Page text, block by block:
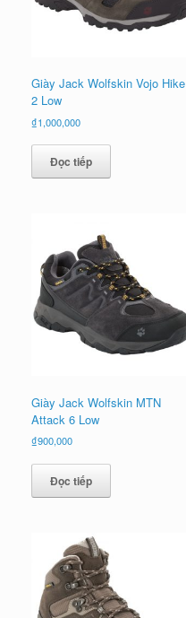
Giày Jack Wolfskin Vojo Hike
2 Low
₫1,000,000
Đọc tiếp
Giày Jack Wolfskin MTN
Attack 6 Low
₫900,000
Đọc tiếp